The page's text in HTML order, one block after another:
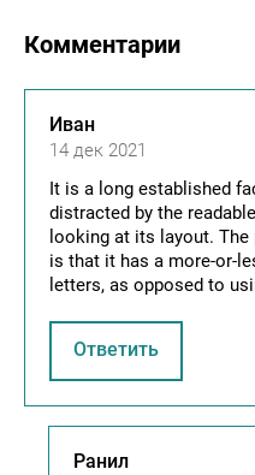
Комментарии
Иван
14 дек 2021
It is a long established
distracted by the
looking at its layout.
is that it has a more-or-
letters, as opposed to
Ответить
Ранил